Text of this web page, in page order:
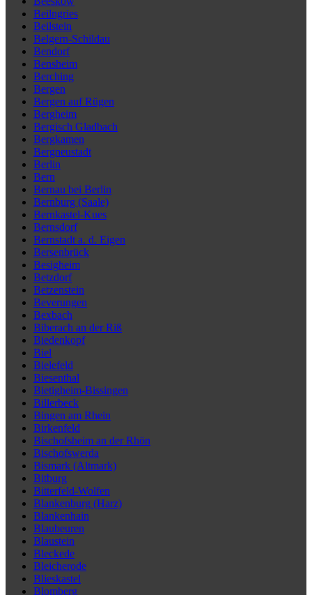
Beilngries
Beilstein
Belgern-Schildau
Bendorf
Bensheim
Berching
Bergen
Bergen auf Rügen
Bergheim
Bergisch Gladbach
Bergkamen
Bergneustadt
Berlin
Bern
Bernau bei Berlin
Bernburg (Saale)
Bernkastel-Kues
Bernsdorf
Bernstadt a. d. Eigen
Bersenbrück
Besigheim
Betzdorf
Betzenstein
Beverungen
Bexbach
Biberach an der Riß
Biedenkopf
Biel
Bielefeld
Biesenthal
Bietigheim-Bissingen
Billerbeck
Bingen am Rhein
Birkenfeld
Bischofsheim an der Rhön
Bischofswerda
Bismark (Altmark)
Bitburg
Bitterfeld-Wolfen
Blankenburg (Harz)
Blankenhain
Blaubeuren
Blaustein
Bleckede
Bleicherode
Blieskastel
Blomberg